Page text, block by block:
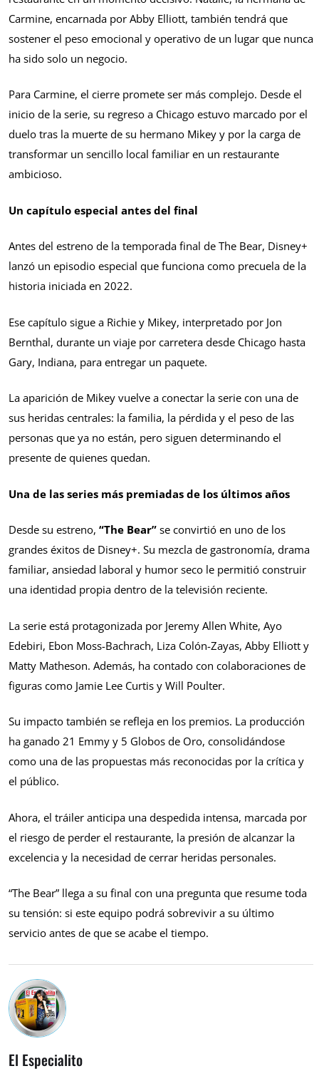
Carmine, encarnada por Abby Elliott, también tendrá que
sostener el peso emocional y operativo de un lugar que nunca
ha sido solo un negocio.
Para Carmine, el cierre promete ser más complejo. Desde el
inicio de la serie, su regreso a Chicago estuvo marcado por el
duelo tras la muerte de su hermano Mikey y por la carga de
transformar un sencillo local familiar en un restaurante
ambicioso.
Un capítulo especial antes del final
Antes del estreno de la temporada final de The Bear, Disney+
lanzó un episodio especial que funciona como precuela de la
historia iniciada en 2022.
Ese capítulo sigue a Richie y Mikey, interpretado por Jon
Bernthal, durante un viaje por carretera desde Chicago hasta
Gary, Indiana, para entregar un paquete.
La aparición de Mikey vuelve a conectar la serie con una de
sus heridas centrales: la familia, la pérdida y el peso de las
personas que ya no están, pero siguen determinando el
presente de quienes quedan.
Una de las series más premiadas de los últimos años
Desde su estreno, “The Bear” se convirtió en uno de los
grandes éxitos de Disney+. Su mezcla de gastronomía, drama
familiar, ansiedad laboral y humor seco le permitió construir
una identidad propia dentro de la televisión reciente.
La serie está protagonizada por Jeremy Allen White, Ayo
Edebiri, Ebon Moss-Bachrach, Liza Colón-Zayas, Abby Elliott y
Matty Matheson. Además, ha contado con colaboraciones de
figuras como Jamie Lee Curtis y Will Poulter.
Su impacto también se refleja en los premios. La producción
ha ganado 21 Emmy y 5 Globos de Oro, consolidándose
como una de las propuestas más reconocidas por la crítica y
el público.
Ahora, el tráiler anticipa una despedida intensa, marcada por
el riesgo de perder el restaurante, la presión de alcanzar la
excelencia y la necesidad de cerrar heridas personales.
“The Bear” llega a su final con una pregunta que resume toda
su tensión: si este equipo podrá sobrevivir a su último
servicio antes de que se acabe el tiempo.
El Especialito